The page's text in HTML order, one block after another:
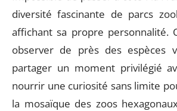
diversité fascinante de parcs
affichant sa propre personnalité.
observer de près des espèces
partager un moment privilégié
nourrir une curiosité sans limite
la mosaïque des zoos